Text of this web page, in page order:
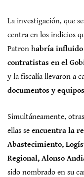
La investigación, que
centra en los indicios
Patron habría influido
contratistas en el
y la fiscalía llevaron a
documentos y
Simultáneamente,
ellas se encuentra la
Abastecimiento,
Regional, Alonso
sido nombrado en su